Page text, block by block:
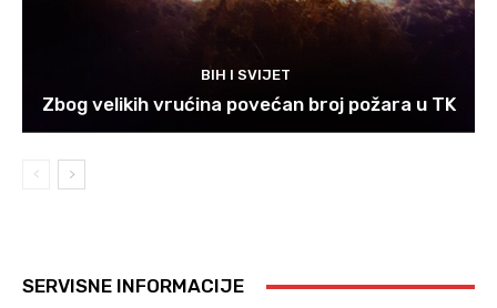
BIH I SVIJET
Zbog velikih vrućina povećan broj požara u TK
SERVISNE INFORMACIJE